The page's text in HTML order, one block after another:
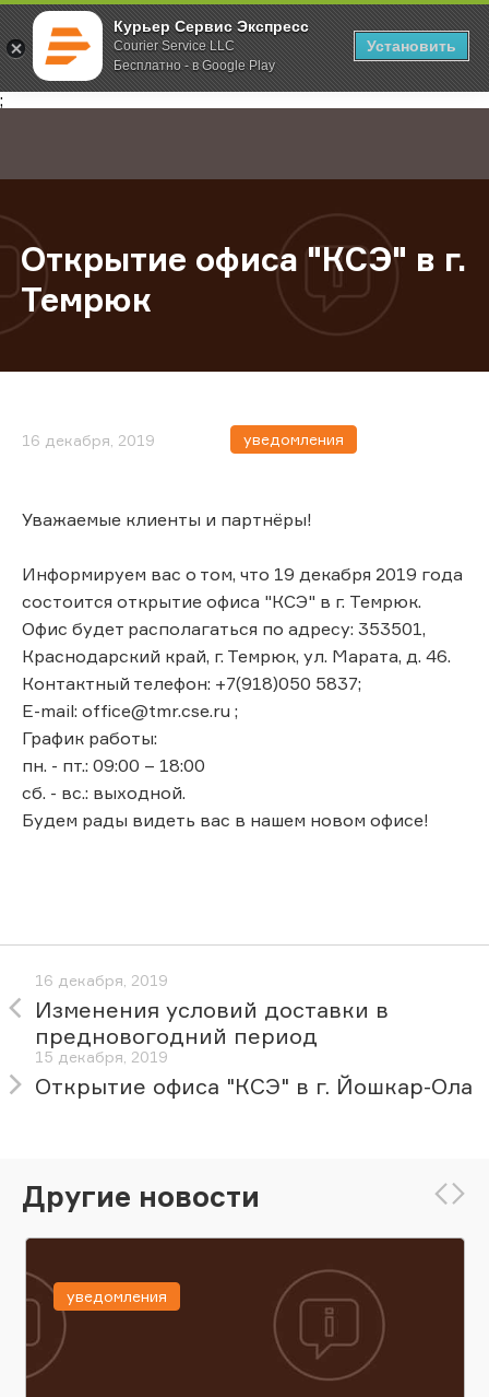
Курьер Сервис Экспресс
Courier Service LLC
Бесплатно - в Google Play
Установить
;
Главная О компании Новости Открытие офиса "КСЭ" в г. Темрюк
Открытие офиса "КСЭ" в г.
Темрюк
16 декабря, 2019 уведомления
Уважаемые клиенты и партнёры!
Информируем вас о том, что 19 декабря 2019 года
состоится открытие офиса "КСЭ" в г. Темрюк.
Офис будет располагаться по адресу: 353501,
Краснодарский край, г. Темрюк, ул. Марата, д. 46.
Контактный телефон: +7(918)050 5837;
E-mail: office@tmr.cse.ru ;
График работы:
пн. - пт.: 09:00 – 18:00
сб. - вс.: выходной.
Будем рады видеть вас в нашем новом офисе!
16 декабря, 2019
Изменения условий доставки в
предновогодний период
15 декабря, 2019
Открытие офиса "КСЭ" в г. Йошкар-Ола
Другие новости
уведомления